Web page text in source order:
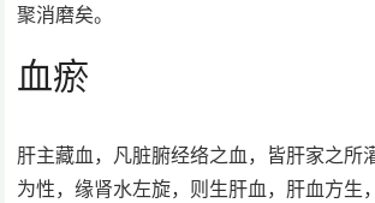
聚消磨矣。
血瘀
肝主藏血，凡脏腑经络之血，皆肝家之所
为性，缘肾水左旋，则生肝血，肝血方生